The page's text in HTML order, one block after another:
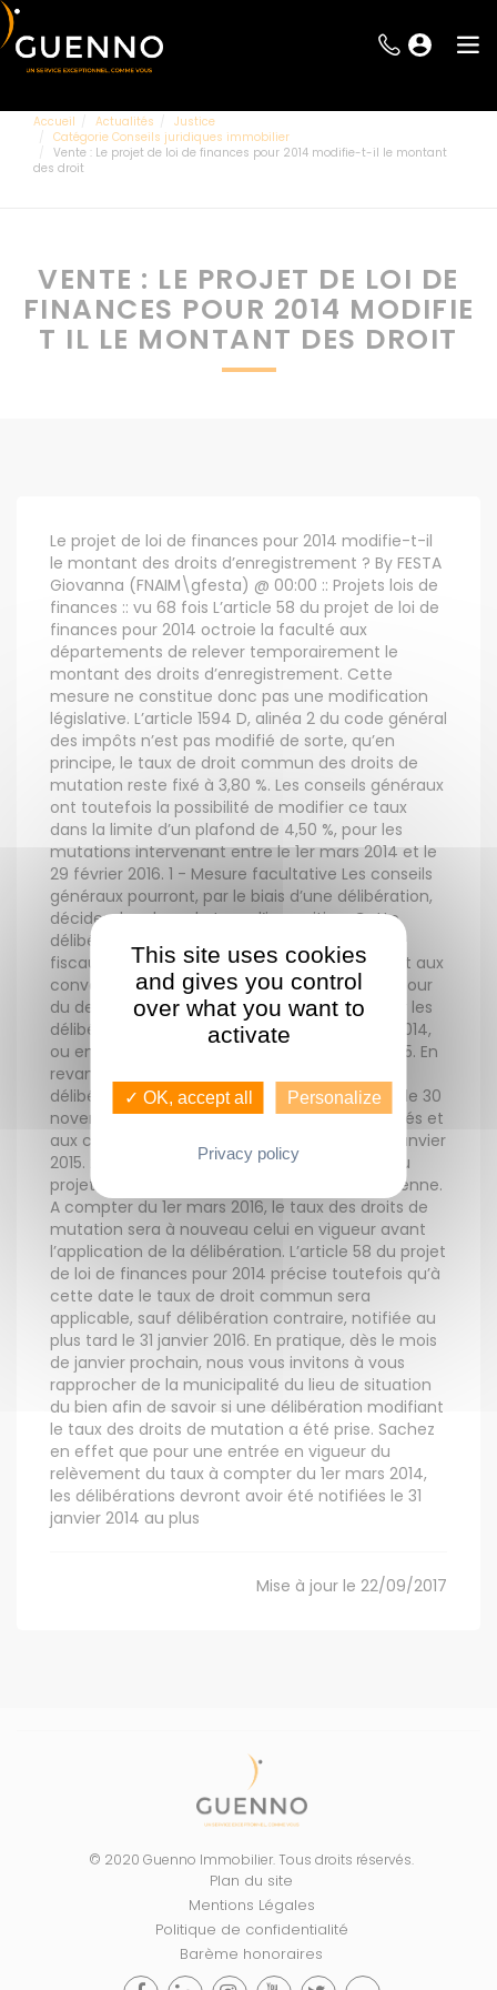
Accueil Actualités
Justice
Catégorie Conseils juridiques immobilier
Vente : Le projet de loi de finances pour 2014 modifie-t-il le montant
des droit
VENTE : LE PROJET DE LOI DE
FINANCES POUR 2014 MODIFIE
T IL LE MONTANT DES DROIT
Le projet de loi de finances pour 2014 modifie-t-il
le montant des droits d’enregistrement ? By FESTA
Giovanna (FNAIM\gfesta) @ 00:00 :: Projets lois de
finances :: vu 68 fois L’article 58 du projet de loi de
finances pour 2014 octroie la faculté aux
départements de relever temporairement le
montant des droits d’enregistrement. Cette
mesure ne constitue donc pas une modification
législative. L’article 1594 D, alinéa 2 du code général
des impôts n’est pas modifié de sorte, qu’en
principe, le taux de droit commun des droits de
mutation reste fixé à 3,80 %. Les conseils généraux
ont toutefois la possibilité de modifier ce taux
dans la limite d’un plafond de 4,50 %, pour les
mutations intervenant entre le 1er mars 2014 et le
29 février 2016. 1 - Mesure facultative Les conseils
généraux pourront, par le biais d’une délibération,
décider de relever le taux d’imposition. Cette
délibération devra être notifiée aux services
fiscaux, et sera applicable aux actes passés et aux
conventions conclues à compter du premier jour
du deuxième mois suivant la notification pour les
délibérations notifiées au plus tard le 15 avril 2014,
ou entre le 1er décembre 2014 et le 15 avril 2015. En
revanche, les modifications résultant des
délibérations notifiées entre le 16 avril 2014 et le 30
novembre 2014 s’appliqueront aux actes passés et
aux conventions conclues à compter du 1er janvier
2015. 2 - Mesure temporaire En l’état actuel du
projet de loi, il ne s’agit pas d’une mesure pérenne.
A compter du 1er mars 2016, le taux des droits de
mutation sera à nouveau celui en vigueur avant
l’application de la délibération. L’article 58 du projet
de loi de finances pour 2014 précise toutefois qu’à
cette date le taux de droit commun sera
applicable, sauf délibération contraire, notifiée au
plus tard le 31 janvier 2016. En pratique, dès le mois
de janvier prochain, nous vous invitons à vous
rapprocher de la municipalité du lieu de situation
du bien afin de savoir si une délibération modifiant
le taux des droits de mutation a été prise. Sachez
en effet que pour une entrée en vigueur du
relèvement du taux à compter du 1er mars 2014,
les délibérations devront avoir été notifiées le 31
janvier 2014 au plus
Mise à jour le 22/09/2017
© 2020 Guenno Immobilier. Tous droits réservés.
Plan du site
Mentions Légales
Politique de confidentialité
Barème honoraires
This site uses cookies
and gives you control
over what you want to
activate
✓ OK, accept all Personalize
Privacy policy